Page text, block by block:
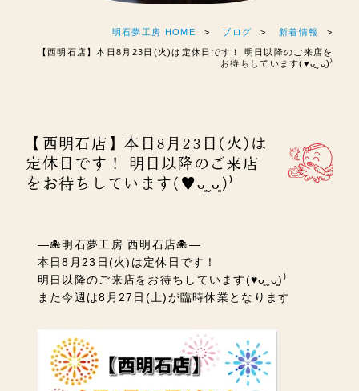
明石夢工房 HOME ブログ 新着情報
【西明石店】本日8月23日(火)は定休日です！ 明日以降のご来店を
お待ちしています(♥︎︎ᴗ͈ˬᴗ͈)⁾
【西明石店】本日8月23日(火)は
定休日です！ 明日以降のご来店
をお待ちしています(♥︎︎ᴗ͈ˬᴗ͈)⁾
―🐙明石夢工房 西明石店🐙―
本日8月23日(火)は定休日です！
明日以降のご来店をお待ちしています(♥︎︎ᴗ͈ˬᴗ͈)⁾
また今週は8月27日(土)が臨時休業となります